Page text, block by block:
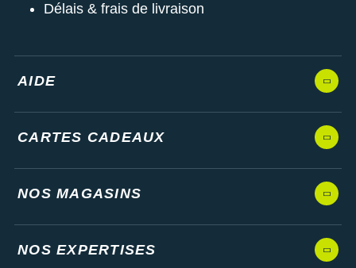
Délais & frais de livraison
AIDE
CARTES CADEAUX
NOS MAGASINS
NOS EXPERTISES